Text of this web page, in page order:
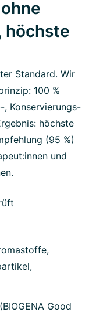
höchste
Standard. Wir
100 %
Konservierungs-
höchste
(95 %)
und
Good